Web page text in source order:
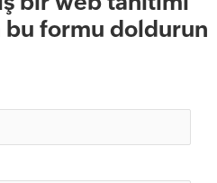
bu formu doldurun